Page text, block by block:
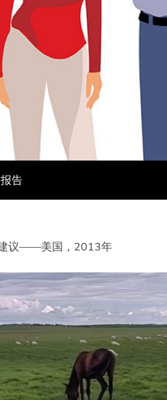
告
建议——美国，2013年